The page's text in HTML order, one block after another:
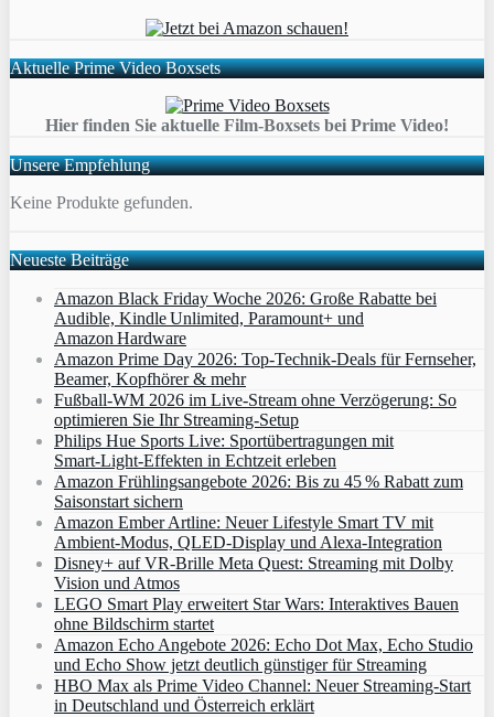
Aktuelle Prime Video Boxsets
Hier finden Sie aktuelle Film-Boxsets bei Prime Video!
Unsere Empfehlung
Keine Produkte gefunden.
Neueste Beiträge
Amazon Black Friday Woche 2026: Große Rabatte bei
Audible, Kindle Unlimited, Paramount+ und
Amazon Hardware
Amazon Prime Day 2026: Top-Technik-Deals für Fernseher,
Beamer, Kopfhörer & mehr
Fußball-WM 2026 im Live-Stream ohne Verzögerung: So
optimieren Sie Ihr Streaming-Setup
Philips Hue Sports Live: Sportübertragungen mit
Smart‑Light‑Effekten in Echtzeit erleben
Amazon Frühlingsangebote 2026: Bis zu 45 % Rabatt zum
Saisonstart sichern
Amazon Ember Artline: Neuer Lifestyle Smart TV mit
Ambient‑Modus, QLED‑Display und Alexa‑Integration
Disney+ auf VR-Brille Meta Quest: Streaming mit Dolby
Vision und Atmos
LEGO Smart Play erweitert Star Wars: Interaktives Bauen
ohne Bildschirm startet
Amazon Echo Angebote 2026: Echo Dot Max, Echo Studio
und Echo Show jetzt deutlich günstiger für Streaming
HBO Max als Prime Video Channel: Neuer Streaming‑Start
in Deutschland und Österreich erklärt